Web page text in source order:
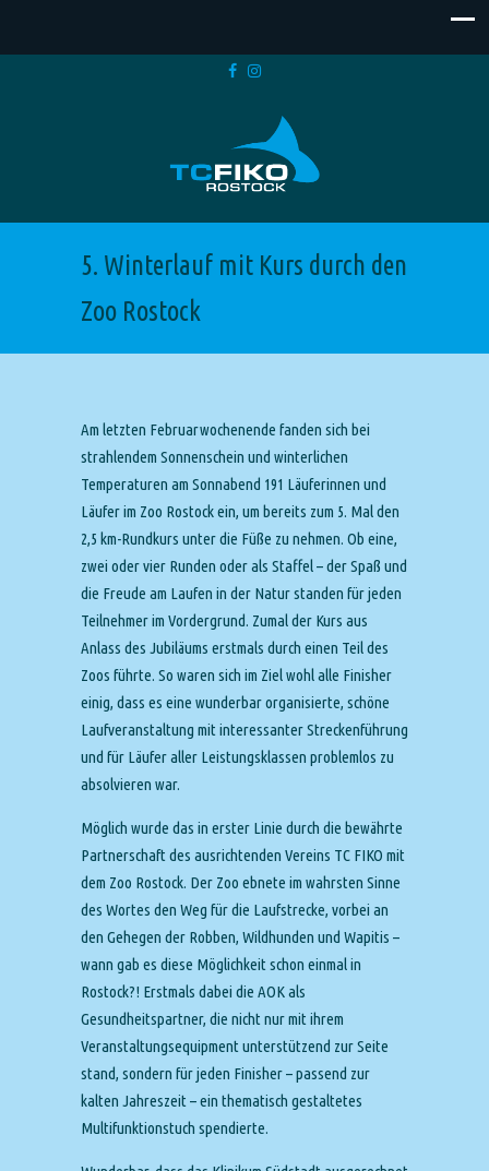
5. Winterlauf mit Kurs durch den
Zoo Rostock
Am letzten Februarwochenende fanden sich bei
strahlendem Sonnenschein und winterlichen
Temperaturen am Sonnabend 191 Läuferinnen und
Läufer im Zoo Rostock ein, um bereits zum 5. Mal den
2,5 km-Rundkurs unter die Füße zu nehmen. Ob eine,
zwei oder vier Runden oder als Staffel – der Spaß und
die Freude am Laufen in der Natur standen für jeden
Teilnehmer im Vordergrund. Zumal der Kurs aus
Anlass des Jubiläums erstmals durch einen Teil des
Zoos führte. So waren sich im Ziel wohl alle Finisher
einig, dass es eine wunderbar organisierte, schöne
Laufveranstaltung mit interessanter Streckenführung
und für Läufer aller Leistungsklassen problemlos zu
absolvieren war.
Möglich wurde das in erster Linie durch die bewährte
Partnerschaft des ausrichtenden Vereins TC FIKO mit
dem Zoo Rostock. Der Zoo ebnete im wahrsten Sinne
des Wortes den Weg für die Laufstrecke, vorbei an
den Gehegen der Robben, Wildhunden und Wapitis –
wann gab es diese Möglichkeit schon einmal in
Rostock?! Erstmals dabei die AOK als
Gesundheitspartner, die nicht nur mit ihrem
Veranstaltungsequipment unterstützend zur Seite
stand, sondern für jeden Finisher – passend zur
kalten Jahreszeit – ein thematisch gestaltetes
Multifunktionstuch spendierte.